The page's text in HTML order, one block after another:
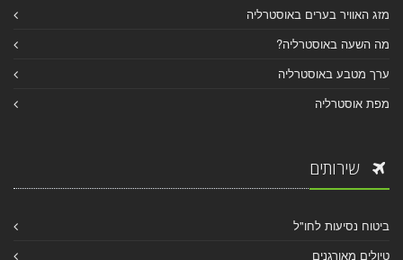
מזג האוויר בערים באוסטרליה
מה השעה באוסטרליה?
ערך מטבע באוסטרליה
מפת אוסטרליה
שירותים
ביטוח נסיעות לחו"ל
טיולים מאורגנים